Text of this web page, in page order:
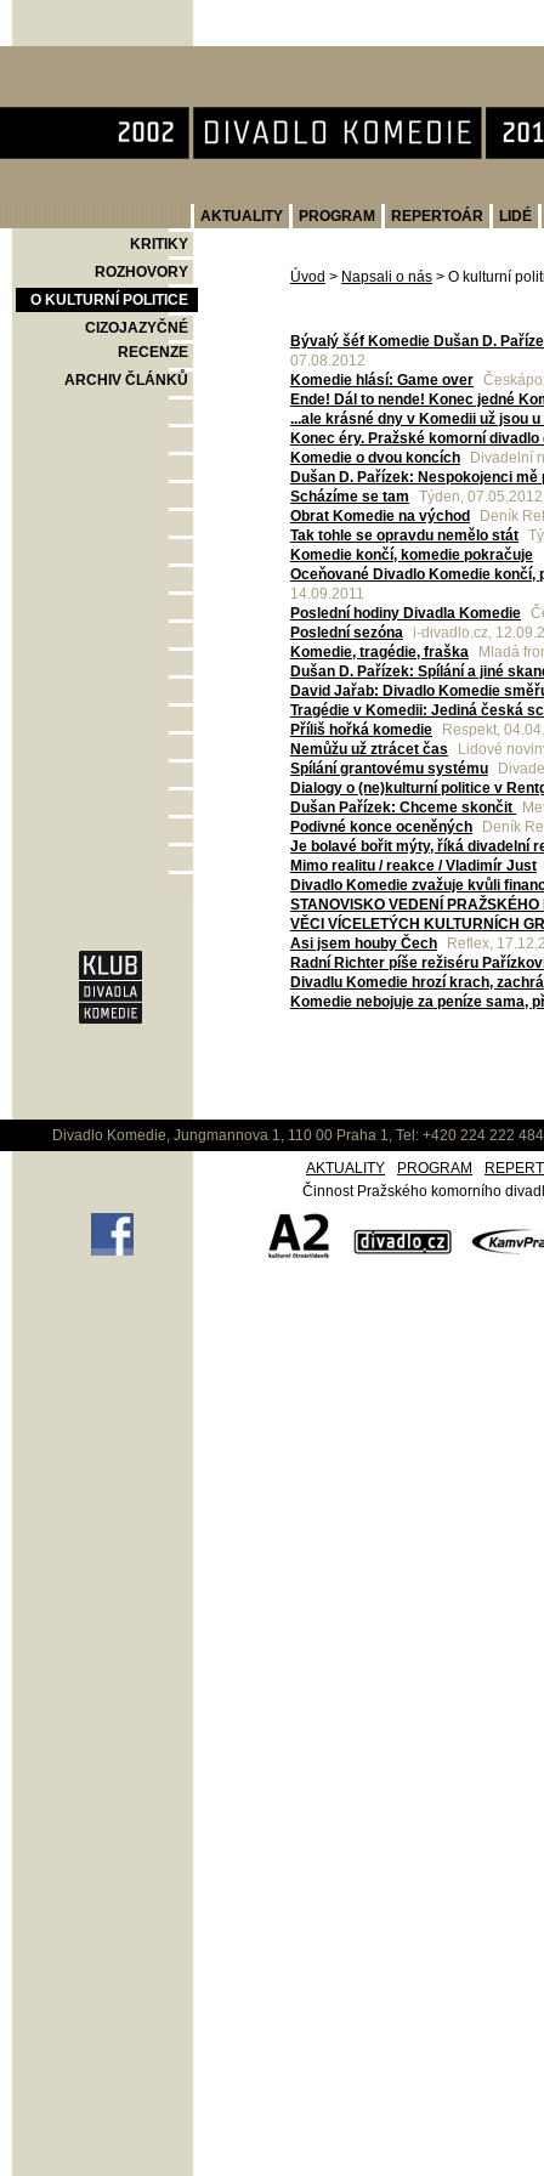
AKTUALITY PROGRAM REPERTOÁR
LIDÉ
KRITIKY
ROZHOVORY
O KULTURNÍ POLITICE
CIZOJAZYČNÉ
RECENZE
ARCHIV ČLÁNKŮ
Úvod > Napsali o nás > O kulturní
Bývalý šéf Komedie Dušan D.
07.08.2012
Komedie hlásí: Game over
Ende! Dál to nende! Konec jedné
...ale krásné dny v Komedii už jsou
Konec éry. Pražské komorní
Komedie o dvou koncích
Divadelní
Dušan D. Pařízek: Nespokojenci mě
Scházíme se tam
Týden, 07.05.2012
Obrat Komedie na východ
Deník
Tak tohle se opravdu nemělo stát
Komedie končí, komedie pokračuje
Oceňované Divadlo Komedie
14.09.2011
Poslední hodiny Divadla Komedie
Poslední sezóna i-divadlo.cz,
Komedie, tragédie, fraška
Mladá
Dušan D. Pařízek: Spílání a jiné
David Jařab: Divadlo Komedie
Tragédie v Komedii: Jediná česká
Příliš hořká komedie
Respekt,
Nemůžu už ztrácet čas
Lidové
Spílání grantovému systému
Dialogy o (ne)kulturní politice v
Dušan Pařízek: Chceme skončit
Podivné konce oceněných
Deník
Je bolavé bořit mýty, říká divadelní
Mimo realitu / reakce / Vladimír Just
Divadlo Komedie zvažuje kvůli
STANOVISKO VEDENÍ
VĚCI VÍCELETÝCH KULTURNÍCH
Asi jsem houby Čech
Reflex,
Radní Richter píše režiséru
Divadlu Komedie hrozí krach,
Komedie nebojuje za peníze sama,
Divadlo Komedie, Jungmannova 1, 110 00 Praha 1, Tel: +420 224 222
AKTUALITY
PROGRAM
Činnost Pražského komorního